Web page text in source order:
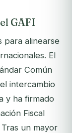
GAFI
para alinearse
El
Común
intercambio
y ha firmado
Fiscal
un mayor